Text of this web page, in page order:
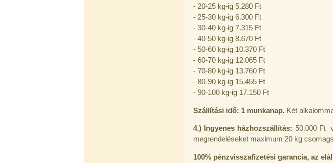
- 20-25 kg-ig 5.280 Ft
- 25-30 kg-ig 6.300 Ft
- 30-40 kg-ig 7.315 Ft
- 40-50 kg-ig 8.670 Ft
- 50-60 kg-ig 10.370 Ft
- 60-70 kg-ig 12.065 Ft
- 70-80 kg-ig 13.760 Ft
- 80-90 kg-ig 15.455 Ft
- 90-100 kg-ig 17.150 Ft
Szállítási idő: 1 munkanap. Két
4.) Ingyenes házhozszállítás: 50.000 Ft
megrendeléseket maximum 20 kg
100% pénzvisszafizetési garancia, az